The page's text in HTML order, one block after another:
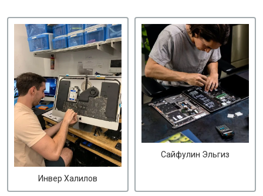
Инвер Халилов
Сайфулин Эльгиз